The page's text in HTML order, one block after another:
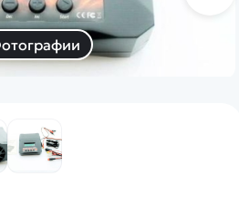
связи
связаться с вами
звонок